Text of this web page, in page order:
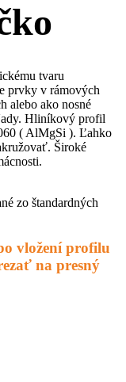
tvaru
prvky v rámových
alebo ako nosné
Hliníkový profil
( AlMgSi ). Ľahko
Široké
zo štandardných
vložení profilu
na presný